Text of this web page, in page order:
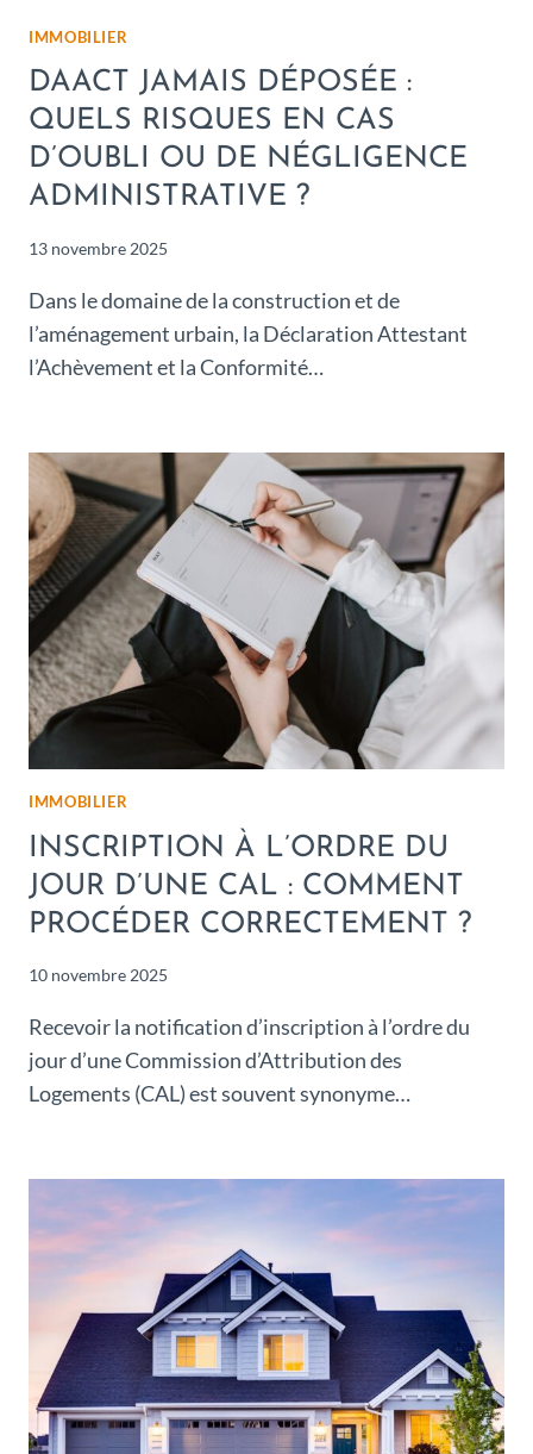
IMMOBILIER
DAACT JAMAIS DÉPOSÉE :
QUELS RISQUES EN CAS
D’OUBLI OU DE NÉGLIGENCE
ADMINISTRATIVE ?
13 novembre 2025
Dans le domaine de la construction et de
l’aménagement urbain, la Déclaration Attestant
l’Achèvement et la Conformité…
IMMOBILIER
INSCRIPTION À L’ORDRE DU
JOUR D’UNE CAL : COMMENT
PROCÉDER CORRECTEMENT ?
10 novembre 2025
Recevoir la notification d’inscription à l’ordre du
jour d’une Commission d’Attribution des
Logements (CAL) est souvent synonyme…